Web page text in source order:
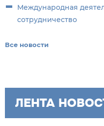
Международная
сотрудничество
Все новости
ЛЕНТА